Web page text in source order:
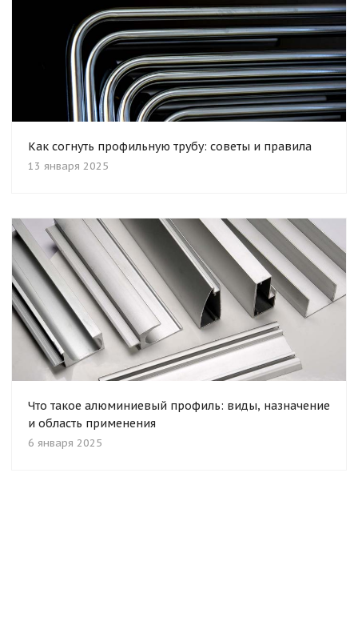
Как согнуть профильную трубу: советы и правила
13 января 2025
Что такое алюминиевый профиль: виды, назначение
и область применения
6 января 2025